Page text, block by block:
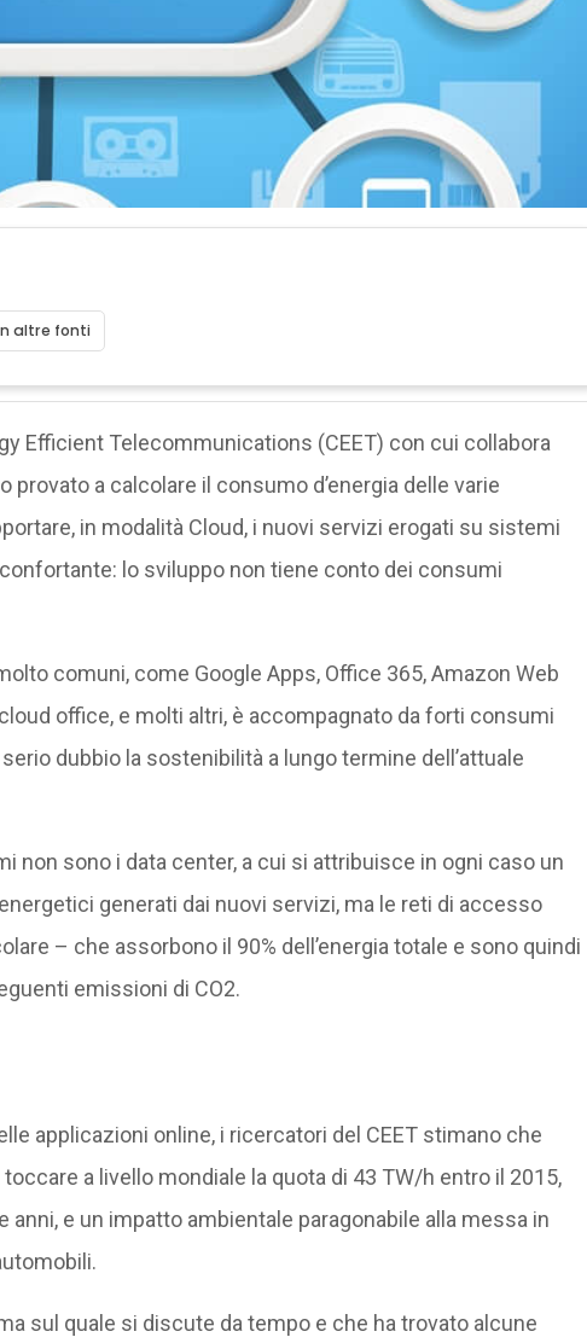
altre fonti
Efficient Telecommunications (CEET) con cui collabora
provato a calcolare il consumo d’energia delle varie
in modalità Cloud, i nuovi servizi erogati su sistemi
lo sviluppo non tiene conto dei consumi
comuni, come Google Apps, Office 365, Amazon Web
office, e molti altri, è accompagnato da forti consumi
dubbio la sostenibilità a lungo termine dell’attuale
non sono i data center, a cui si attribuisce in ogni caso un
generati dai nuovi servizi, ma le reti di accesso
– che assorbono il 90% dell’energia totale e sono quindi
emissioni di CO2.
applicazioni online, i ricercatori del CEET stimano che
a livello mondiale la quota di 43 TW/h entro il 2015,
anni, e un impatto ambientale paragonabile alla messa in
sul quale si discute da tempo e che ha trovato alcune